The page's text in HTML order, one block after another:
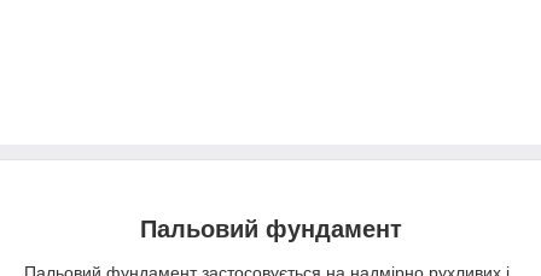
Пальовий фундамент
Пальовий фундамент застосовується на надмірно рухливих і